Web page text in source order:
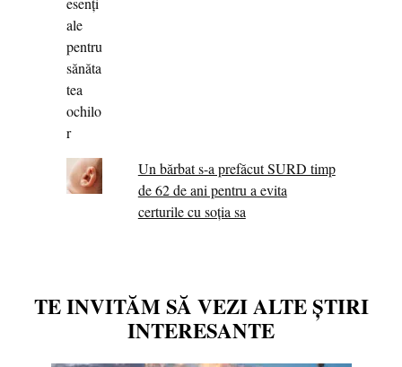
Un bărbat s-a prefăcut SURD timp
de 62 de ani pentru a evita
certurile cu soția sa
TE INVITĂM SĂ VEZI ALTE ȘTIRI
INTERESANTE